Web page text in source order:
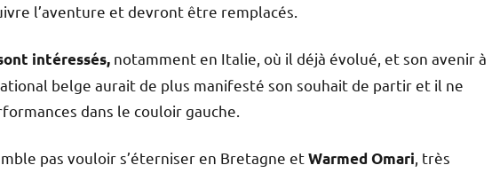
l’aventure et devront être remplacés.
intéressés, notamment en Italie, où il déjà évolué, et son avenir à
belge aurait de plus manifesté son souhait de partir et il ne
dans le couloir gauche.
pas vouloir s’éterniser en Bretagne etWarmed Omari , très